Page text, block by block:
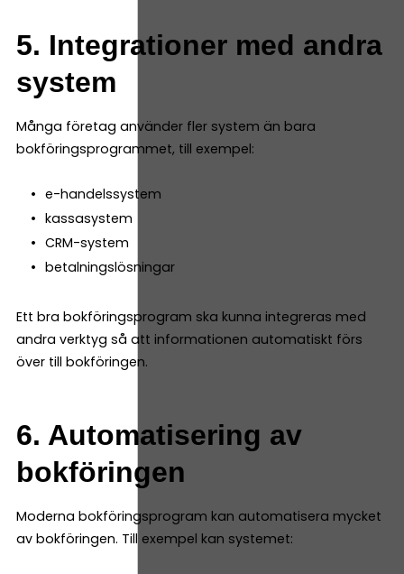
5. Integrationer med andra
system
Många företag använder fler system än bara
bokföringsprogrammet, till exempel:
e-handelssystem
kassasystem
CRM-system
betalningslösningar
Ett bra bokföringsprogram ska kunna integreras med
andra verktyg så att informationen automatiskt förs
över till bokföringen.
6. Automatisering av
bokföringen
Moderna bokföringsprogram kan automatisera mycket
av bokföringen. Till exempel kan systemet: